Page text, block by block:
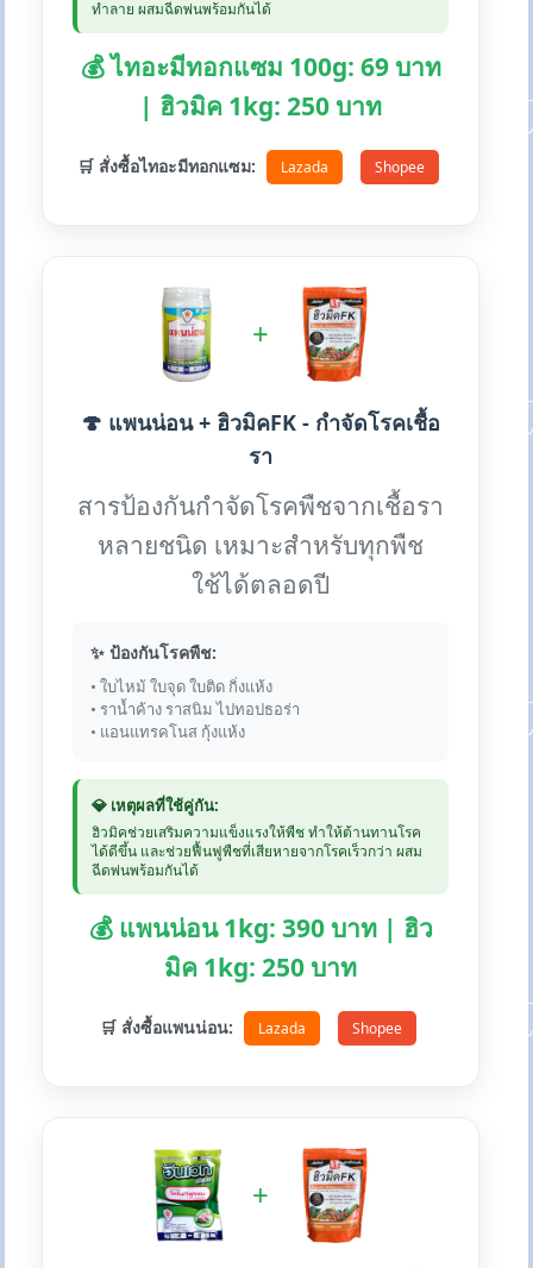
ทำลาย ผสมฉีดพ่นพร้อมกันได้
💰 ไทอะมีทอกแซม 100g: 69 บาท
| ฮิวมิค 1kg: 250 บาท
🛒 สั่งซื้อไทอะมีทอกแซม: Lazada Shopee
+
🍄 แพนน่อน + ฮิวมิคFK - กำจัดโรคเชื้อ
รา
สารป้องกันกำจัดโรคพืชจากเชื้อรา
หลายชนิด เหมาะสำหรับทุกพืช
ใช้ได้ตลอดปี
✨ ป้องกันโรคพืช:
• ใบไหม้ ใบจุด ใบติด กิ่งแห้ง
• ราน้ำค้าง ราสนิม ไปทอปธอร่า
• แอนแทรคโนส กุ้งแห้ง
💎 เหตุผลที่ใช้คู่กัน:
ฮิวมิคช่วยเสริมความแข็งแรงให้พืช ทำให้ต้านทานโรค
ได้ดีขึ้น และช่วยฟื้นฟูพืชที่เสียหายจากโรคเร็วกว่า ผสม
ฉีดพ่นพร้อมกันได้
💰 แพนน่อน 1kg: 390 บาท | ฮิว
มิค 1kg: 250 บาท
🛒 สั่งซื้อแพนน่อน: Lazada Shopee
+